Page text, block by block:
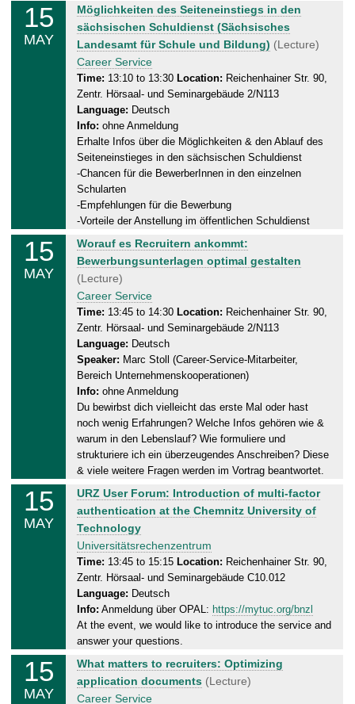
0
5
.
2
0
2
4
15
MAY
W
e
d
n
e
s
d
a
y
1
5
5
.
2
0
2
4
Möglichkeiten des Seiteneinstiegs in den
sächsischen Schuldienst (Sächsisches
Landesamt für Schule und Bildung) (Lecture)
Career Service
Time: 13:10 to 13:30 Location: Reichenhainer Str. 90,
Zentr. Hörsaal- und Seminargebäude 2/N113
Language: Deutsch
Info: ohne Anmeldung
Erhalte Infos über die Möglichkeiten & den Ablauf des
Seiteneinstieges in den sächsischen Schuldienst
-Chancen für die BewerberInnen in den einzelnen
Schularten
-Empfehlungen für die Bewerbung
-Vorteile der Anstellung im öffentlichen Schuldienst
15
MAY
W
e
d
n
e
s
d
a
y
5
.
0
5
.
2
0
2
4
Worauf es Recruitern ankommt:
Bewerbungsunterlagen optimal gestalten
(Lecture)
Career Service
Time: 13:45 to 14:30 Location: Reichenhainer Str. 90,
Zentr. Hörsaal- und Seminargebäude 2/N113
Language: Deutsch
Speaker: Marc Stoll (Career-Service-Mitarbeiter,
Bereich Unternehmenskooperationen)
Info: ohne Anmeldung
Du bewirbst dich vielleicht das erste Mal oder hast
noch wenig Erfahrungen? Welche Infos gehören wie &
warum in den Lebenslauf? Wie formuliere und
strukturiere ich ein überzeugendes Anschreiben? Diese
& viele weitere Fragen werden im Vortrag beantwortet.
15
MAY
W
e
d
n
e
s
d
a
y
1
5
URZ User Forum: Introduction of multi-factor
authentication at the Chemnitz University of
Technology
Universitätsrechenzentrum
Time: 13:45 to 15:15 Location: Reichenhainer Str. 90,
Zentr. Hörsaal- und Seminargebäude C10.012
Language: Deutsch
Info: Anmeldung über OPAL: https://mytuc.org/bnzl
At the event, we would like to introduce the service and
answer your questions.
15
MAY
W
e
d
What matters to recruiters: Optimizing
application documents (Lecture)
Career Service